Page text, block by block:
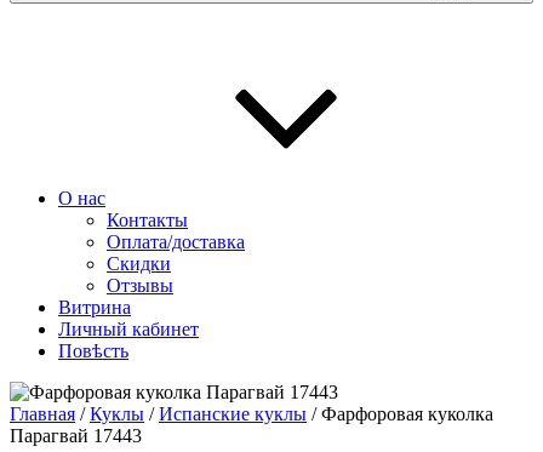
О нас
Контакты
Оплата/доставка
Скидки
Отзывы
Витрина
Личный кабинет
Повѣсть
Главная /Куклы /Испанские куклы / Фарфоровая куколка
Парагвай 17443